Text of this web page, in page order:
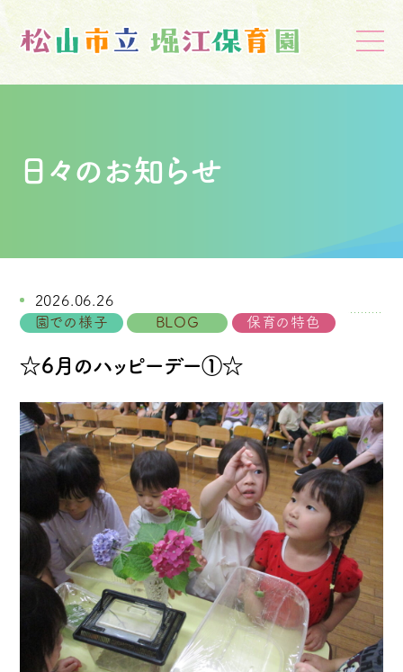
日々のお知らせ
2026.06.26
園での様子
BLOG 保育の特色
☆6月のハッピーデー①☆